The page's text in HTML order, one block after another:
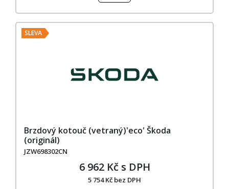
SLEVA
Brzdový kotouč (vetraný)'eco' Škoda
(originál)
JZW698302CN
6 962 Kč s DPH
5 754 Kč bez DPH